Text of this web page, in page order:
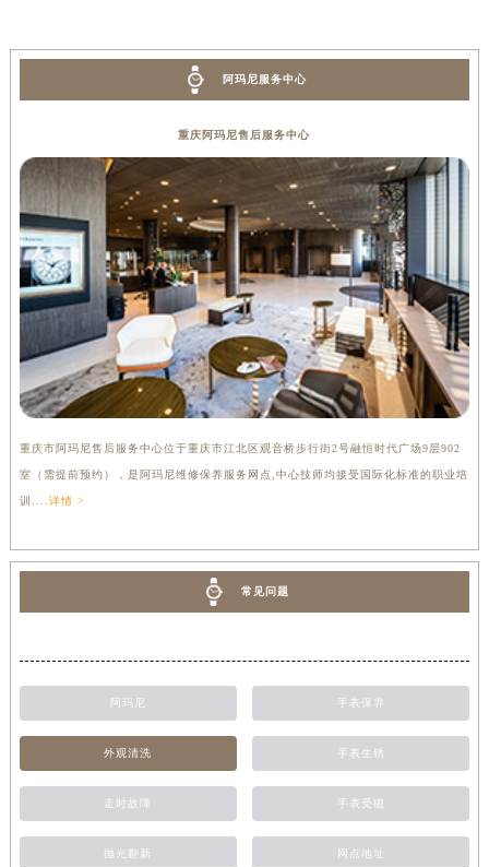
阿玛尼服务中心
重庆阿玛尼售后服务中心
重庆市阿玛尼售后服务中心位于重庆市江北区观音桥步行街2号融恒时代广场9层902
室（需提前预约），是阿玛尼维修保养服务网点,中心技师均接受国际化标准的职业培
训.... 详情 >
常见问题
阿玛尼 手表保养
外观清洗 手表生锈
走时故障 手表受磁
抛光翻新 网点地址